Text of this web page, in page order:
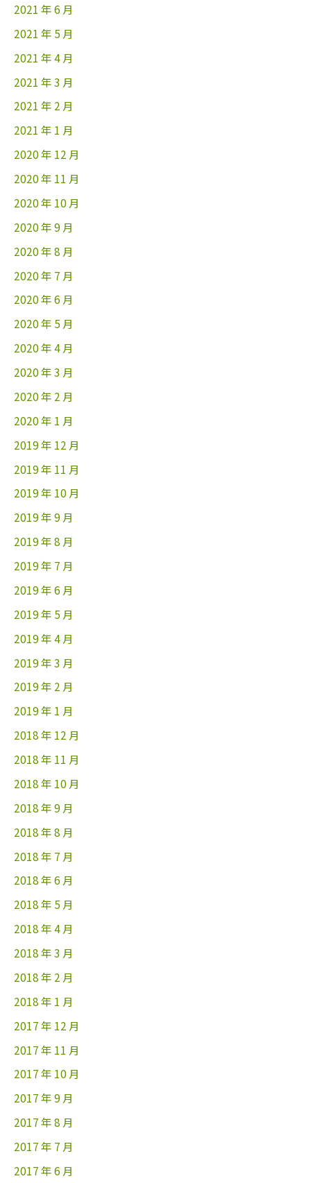
2021 年 6 月
2021 年 5 月
2021 年 4 月
2021 年 3 月
2021 年 2 月
2021 年 1 月
2020 年 12 月
2020 年 11 月
2020 年 10 月
2020 年 9 月
2020 年 8 月
2020 年 7 月
2020 年 6 月
2020 年 5 月
2020 年 4 月
2020 年 3 月
2020 年 2 月
2020 年 1 月
2019 年 12 月
2019 年 11 月
2019 年 10 月
2019 年 9 月
2019 年 8 月
2019 年 7 月
2019 年 6 月
2019 年 5 月
2019 年 4 月
2019 年 3 月
2019 年 2 月
2019 年 1 月
2018 年 12 月
2018 年 11 月
2018 年 10 月
2018 年 9 月
2018 年 8 月
2018 年 7 月
2018 年 6 月
2018 年 5 月
2018 年 4 月
2018 年 3 月
2018 年 2 月
2018 年 1 月
2017 年 12 月
2017 年 11 月
2017 年 10 月
2017 年 9 月
2017 年 8 月
2017 年 7 月
2017 年 6 月